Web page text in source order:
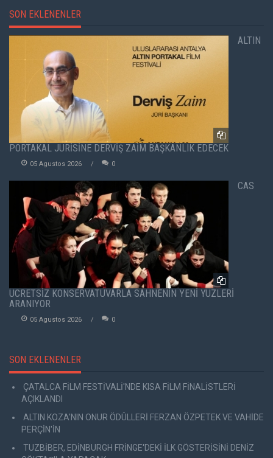
SON EKLENENLER
ALTIN
PORTAKAL JÜRİSİNE DERVİŞ ZAİM BAŞKANLIK EDECEK
05 Agustos 2026 0
CAS
ÜCRETSİZ KONSERVATUVARLA SAHNENİN YENİ YÜZLERİ
ARANIYOR
05 Agustos 2026 0
SON EKLENENLER
ÇATALCA FİLM FESTİVALİ'NDE KISA FİLM FİNALİSTLERİ
AÇIKLANDI
ALTIN KOZA'NIN ONUR ÖDÜLLERİ FERZAN ÖZPETEK VE VAHİDE
PERÇİN'İN
TUZBİBER, EDİNBURGH FRİNGE'DEKİ İLK GÖSTERİSİNİ DENİZ